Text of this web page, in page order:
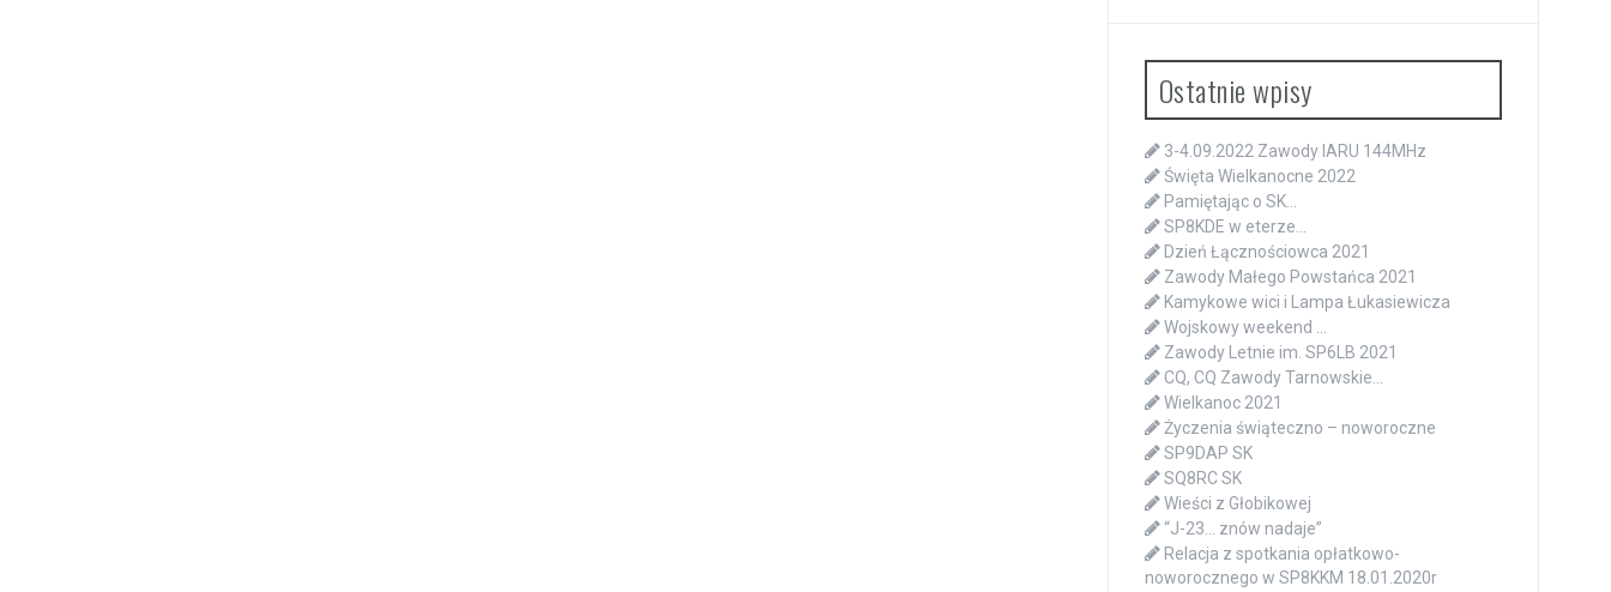
Ostatnie wpisy
3-4.09.2022 Zawody IARU 144MHz
Święta Wielkanocne 2022
Pamiętając o SK…
SP8KDE w eterze…
Dzień Łącznościowca 2021
Zawody Małego Powstańca 2021
Kamykowe wici i Lampa Łukasiewicza
Wojskowy weekend …
Zawody Letnie im. SP6LB 2021
CQ, CQ Zawody Tarnowskie…
Wielkanoc 2021
Życzenia świąteczno – noworoczne
SP9DAP SK
SQ8RC SK
Wieści z Głobikowej
“J-23… znów nadaje”
Relacja z spotkania opłatkowo-
noworocznego w SP8KKM 18.01.2020r